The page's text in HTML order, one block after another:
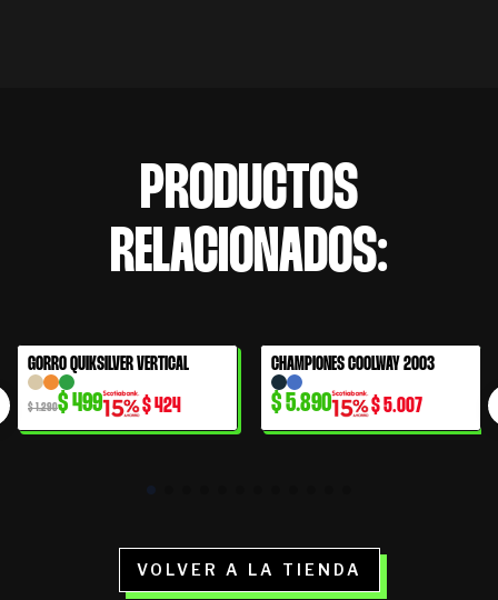
PRODUCTOS
RELACIONADOS:
61% OFF
GORRO QUIKSILVER VERTICAL
$1.290
El
precio
original
era:
$499
El
precio
actual
es:
$424
CHAMPIONES COOLWAY 2003
$5.890 $5.007
VOLVER A LA TIENDA